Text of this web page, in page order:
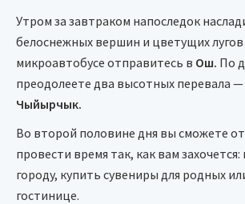
Утром за завтраком напоследок
белоснежных вершин и цветущих лугов
микроавтобусе отправитесь в Ош. По
преодолеете два высотных перевала —
Чыйырчык.
Во второй половине дня вы сможете
провести время так, как вам захочется:
городу, купить сувениры для родных
гостинице.